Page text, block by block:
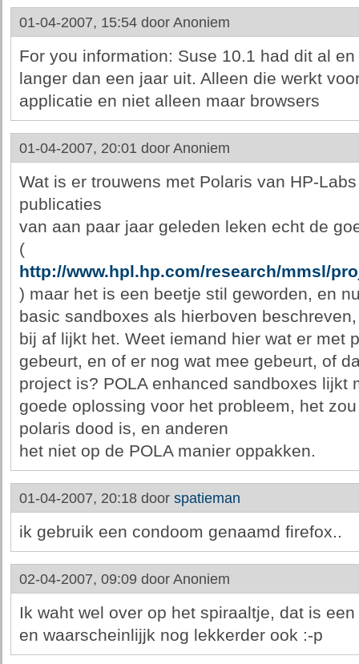
01-04-2007, 15:54 door Anoniem
For you information: Suse 10.1 had dit al
langer dan een jaar uit. Alleen die werkt
applicatie en niet alleen maar browsers
01-04-2007, 20:01 door Anoniem
Wat is er trouwens met Polaris van HP-
publicaties
van aan paar jaar geleden leken echt de
(
http://www.hpl.hp.com/research/mmsl/
) maar het is een beetje stil geworden, en
basic sandboxes als hierboven
bij af lijkt het. Weet iemand hier wat er met
gebeurt, en of er nog wat mee gebeurt, of
project is? POLA enhanced sandboxes lijkt
goede oplossing voor het probleem, het
polaris dood is, en anderen
het niet op de POLA manier oppakken.
01-04-2007, 20:18 door spatieman
ik gebruik een condoom genaamd firefox..
02-04-2007, 09:09 door Anoniem
Ik waht wel over op het spiraaltje, dat is
en waarscheinlijjk nog lekkerder ook :-p